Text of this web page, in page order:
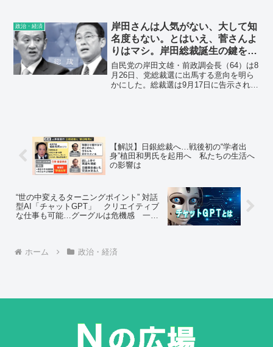
懐かしく思い出すだろうと思います。そ
して、日本の、世界中の多くの人たち
が、「安倍総理の頃」、「安倍総理の時
代」、などと、あなたを懐かしむに違い
ありません。
政治・経済
岸田さんは人気がない、大して知
名度もない。とはいえ、菅さんよ
りはマシ。岸田総裁誕生の鍵を握
る麻生氏。
自民党の岸田文雄・前政調会長（64）は8
月26日、党総裁選に出馬する意向を明ら
かにした。総裁選は9月17日に告示され、
とはいえ、菅さんよりはマシ。カギを握
るのは麻生さんじゃないでしょうか。」
【解説】日銀総裁へ…戦後初の“学者出
身”植田和男氏を起用へ 私たちの生活へ
の影響は
“世の中変えるターニングポイント” 対話
型AI「チャットGPT」 クリエイティブ
な仕事も可能…グーグルは危機感 一方
ホーム 政治・経済